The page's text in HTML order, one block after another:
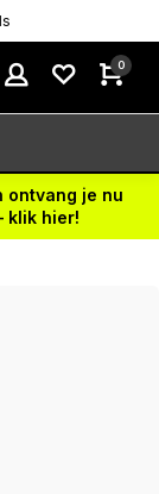
0
ontvang je nu
klik hier!